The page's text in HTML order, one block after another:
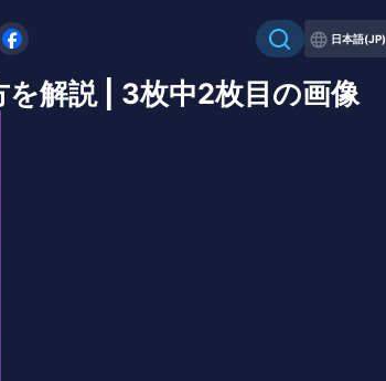
日本語(JP)
解説 | 3枚中2枚目の画像